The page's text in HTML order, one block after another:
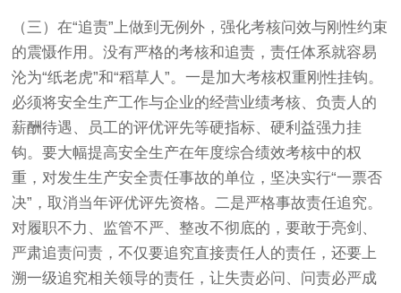
（三）在“追责”上做到无例外，强化考核问效与刚性约束
的震慑作用。没有严格的考核和追责，责任体系就容易
沦为“纸老虎”和“稻草人”。一是加大考核权重刚性挂钩。
必须将安全生产工作与企业的经营业绩考核、负责人的
薪酬待遇、员工的评优评先等硬指标、硬利益强力挂
钩。要大幅提高安全生产在年度综合绩效考核中的权
重，对发生生产安全责任事故的单位，坚决实行“一票否
决”，取消当年评优评先资格。二是严格事故责任追究。
对履职不力、监管不严、整改不彻底的，要敢于亮剑、
严肃追责问责，不仅要追究直接责任人的责任，还要上
溯一级追究相关领导的责任，让失责必问、问责必严成